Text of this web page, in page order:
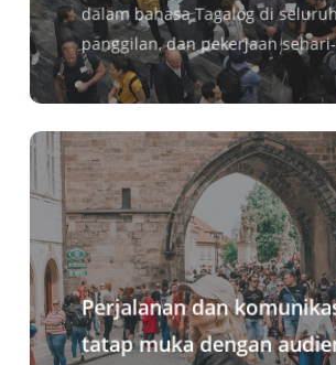
dalam bahasa Tagalog di
panggilan, dan pekerjaan
Perjalanan dan
tatap muka dengan